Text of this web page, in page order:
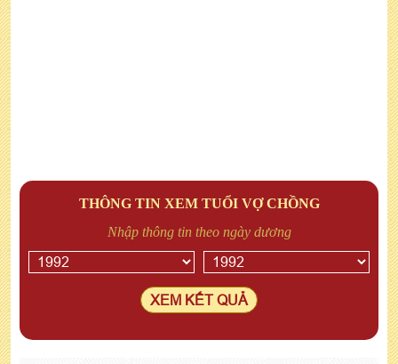
THÔNG TIN XEM TUỔI VỢ CHỒNG
Nhập thông tin theo ngày dương
XEM KẾT QUẢ